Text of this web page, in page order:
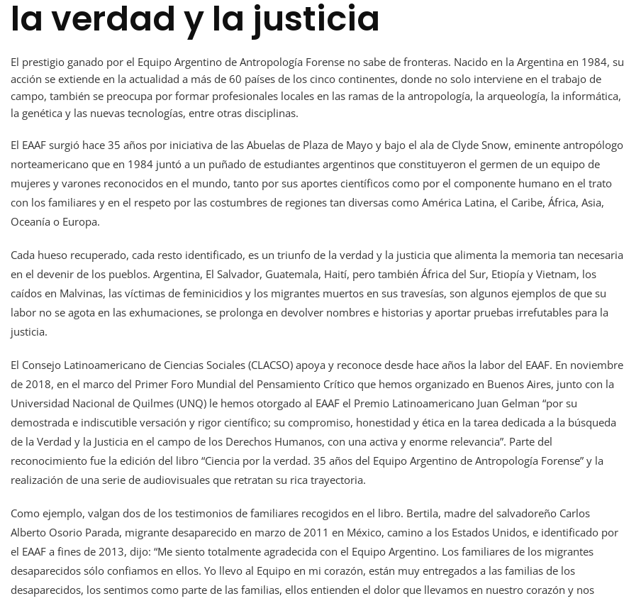
la verdad y la justicia
El prestigio ganado por el Equipo Argentino de Antropología Forense no sabe de fronteras. Nacido en la Argentina en 1984, su
acción se extiende en la actualidad a más de 60 países de los cinco continentes, donde no solo interviene en el trabajo de
campo, también se preocupa por formar profesionales locales en las ramas de la antropología, la arqueología, la informática,
la genética y las nuevas tecnologías, entre otras disciplinas.
El EAAF surgió hace 35 años por iniciativa de las Abuelas de Plaza de Mayo y bajo el ala de Clyde Snow, eminente antropólogo
norteamericano que en 1984 juntó a un puñado de estudiantes argentinos que constituyeron el germen de un equipo de
mujeres y varones reconocidos en el mundo, tanto por sus aportes científicos como por el componente humano en el trato
con los familiares y en el respeto por las costumbres de regiones tan diversas como América Latina, el Caribe, África, Asia,
Oceanía o Europa.
Cada hueso recuperado, cada resto identificado, es un triunfo de la verdad y la justicia que alimenta la memoria tan necesaria
en el devenir de los pueblos. Argentina, El Salvador, Guatemala, Haití, pero también África del Sur, Etiopía y Vietnam, los
caídos en Malvinas, las víctimas de feminicidios y los migrantes muertos en sus travesías, son algunos ejemplos de que su
labor no se agota en las exhumaciones, se prolonga en devolver nombres e historias y aportar pruebas irrefutables para la
justicia.
El Consejo Latinoamericano de Ciencias Sociales (CLACSO) apoya y reconoce desde hace años la labor del EAAF. En noviembre
de 2018, en el marco del Primer Foro Mundial del Pensamiento Crítico que hemos organizado en Buenos Aires, junto con la
Universidad Nacional de Quilmes (UNQ) le hemos otorgado al EAAF el Premio Latinoamericano Juan Gelman “por su
demostrada e indiscutible versación y rigor científico; su compromiso, honestidad y ética en la tarea dedicada a la búsqueda
de la Verdad y la Justicia en el campo de los Derechos Humanos, con una activa y enorme relevancia”. Parte del
reconocimiento fue la edición del libro “Ciencia por la verdad. 35 años del Equipo Argentino de Antropología Forense” y la
realización de una serie de audiovisuales que retratan su rica trayectoria.
Como ejemplo, valgan dos de los testimonios de familiares recogidos en el libro. Bertila, madre del salvadoreño Carlos
Alberto Osorio Parada, migrante desaparecido en marzo de 2011 en México, camino a los Estados Unidos, e identificado por
el EAAF a fines de 2013, dijo: “Me siento totalmente agradecida con el Equipo Argentino. Los familiares de los migrantes
desaparecidos sólo confiamos en ellos. Yo llevo al Equipo en mi corazón, están muy entregados a las familias de los
desaparecidos, los sentimos como parte de las familias, ellos entienden el dolor que llevamos en nuestro corazón y nos